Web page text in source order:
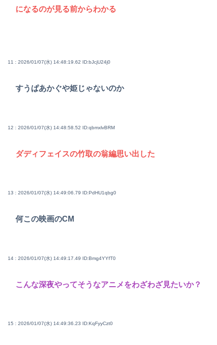
になるのが見る前からわかる
11 : 2026/01/07(水) 14:48:19.62 ID:bJcjU24j0
すうぱあかぐや姫じゃないのか
12 : 2026/01/07(水) 14:48:58.52 ID:qbmxlvBRM
ダディフェイスの竹取の翁編思い出した
13 : 2026/01/07(水) 14:49:06.79 ID:PdHU1qbg0
何この映画のCM
14 : 2026/01/07(水) 14:49:17.49 ID:Bmg4YYfT0
こんな深夜やってそうなアニメをわざわざ見たいか？
15 : 2026/01/07(水) 14:49:36.23 ID:KqFyyCzt0